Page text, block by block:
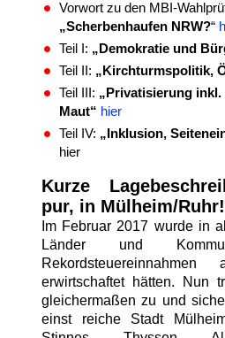
Vorwort zu den MBI-
„Scherbenhaufen NRW?“
Teil I: „Demokratie und
Teil II: „Kirchturmspolitik,
Teil III: „Privatisierung
Maut“ hier
Teil IV: „Inklusion,
hier
Kurze
pur, in Mülheim/Ruhr!
Im Februar 2017 wurde in
Länder und
erwirtschaftet hätten. Nun
gleichermaßen zu und
einst reiche Stadt